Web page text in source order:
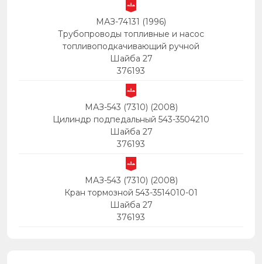
МАЗ-74131 (1996)
Трубопроводы топливные и насос
топливоподкачивающий ручной
Шайба 27
376193
МАЗ-543 (7310) (2008)
Цилиндр подпедальный 543-3504210
Шайба 27
376193
МАЗ-543 (7310) (2008)
Кран тормозной 543-3514010-01
Шайба 27
376193